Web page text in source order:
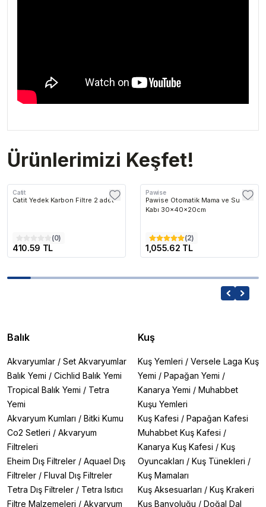
Ürünlerimizi Keşfet!
Catit
Catit Yedek Karbon Filtre 2 adet
(0)
410.59 TL
Pawise
Pawise Otomatik Mama ve Su
Kabı 30x40x20cm
(2)
1,055.62 TL
Balık
Akvaryumlar / Set Akvaryumlar
Balık Yemi / Cichlid Balık Yemi
Tropical Balık Yemi / Tetra
Yemi
Akvaryum Kumları / Bitki Kumu
Co2 Setleri / Akvaryum
Filtreleri
Eheim Dış Filtreler / Aquael Dış
Filtreler / Fluval Dış Filtreler
Tetra Dış Filtreler / Tetra Isıtıcı
Filtre Malzemeleri / Akvaryum
Kuş
Kuş Yemleri / Versele Laga Kuş
Yemi / Papağan Yemi /
Kanarya Yemi / Muhabbet
Kuşu Yemleri
Kuş Kafesi / Papağan Kafesi
Muhabbet Kuş Kafesi /
Kanarya Kuş Kafesi / Kuş
Oyuncakları / Kuş Tünekleri /
Kuş Mamaları
Kuş Aksesuarları / Kuş Krakeri
Kuş Banyoluğu / Doğal Dal